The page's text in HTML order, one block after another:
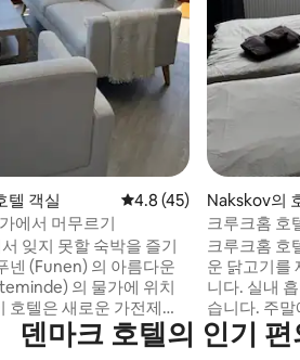
개
텔 객실 평점 4.8점(5점 만점), 후
4.8 (45)
에서 머무르기
잊지 못할 숙박을 즐기
넨 (Funen) 의 아름다운
의 물가에 위치
호텔은 새로운 가전제품,
포함한 화장실을 갖춘
방금 리노베이션되었습니
Nakskov의
크루크홈 호
크루크홈 호
운 닭고기를
니다. 실내
습니다. 주말
께 대화할 수
없습니다. 여
덴마크 호텔의 인기